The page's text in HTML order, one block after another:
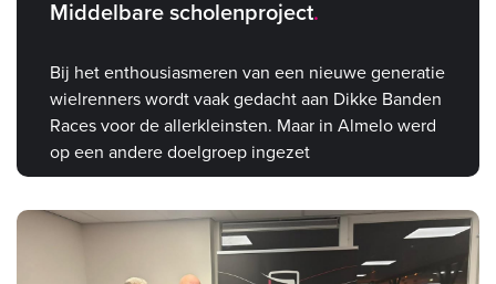
Middelbare scholenproject
Bij het enthousiasmeren van een nieuwe generatie
wielrenners wordt vaak gedacht aan Dikke Banden
Races voor de allerkleinsten. Maar in Almelo werd
op een andere doelgroep ingezet